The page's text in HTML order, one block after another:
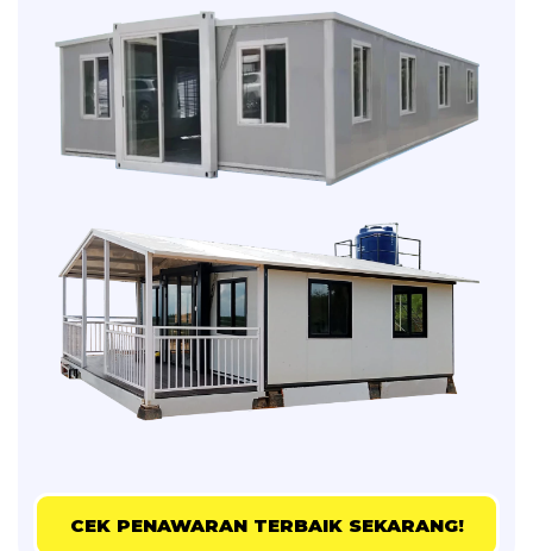
CEK PENAWARAN TERBAIK SEKARANG!